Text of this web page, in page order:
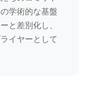
学術的な基盤
と差別化し、
イヤーとして